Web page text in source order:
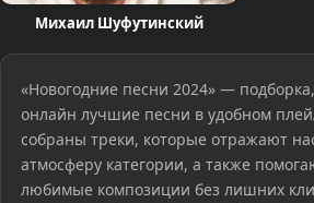
Михаил Шуфутинский
«Новогодние песни 2024» —
онлайн лучшие песни в удобном
собраны треки, которые отражают
атмосферу категории, а также
любимые композиции без лишних